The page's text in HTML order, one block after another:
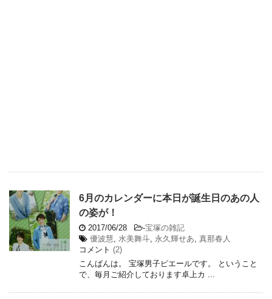
6月のカレンダーに本日が誕生日のあの人
の姿が！
2017/06/28 -宝塚の雑記
優波慧, 水美舞斗, 永久輝せあ, 真那春人
コメント (2)
こんばんは。 宝塚男子ピエールです。 ということ
で、毎月ご紹介しております卓上カ ...